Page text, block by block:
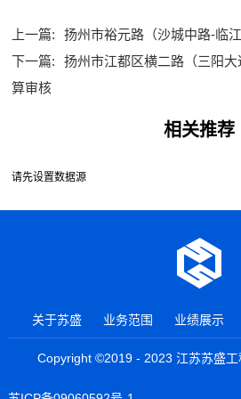
上一篇:
扬州市裕元路（沙城中路-临
下一篇:
扬州市江都区横二路（三阳
算审核
相关推荐
请先设置数据源
关于苏盛 业务范围 业绩展示
Copyright ©2019 - 2023 江苏苏盛工